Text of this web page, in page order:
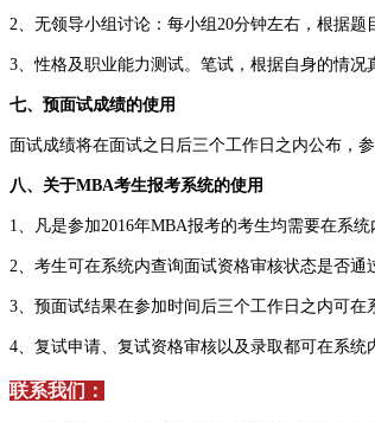
2、无领导小组讨论：每小组20分钟左右，根据
3、性格及职业能力测试。笔试，根据自身的情况
七、预面试成绩的使用
面试成绩将在面试之日后三个工作日之内公布，
八、关于MBA考生报考系统的使用
1、凡是参加2016年MBA报考的考生均需要在系统
2、考生可在系统内查询面试资格审核状态是否
3、预面试结果在参加时间后三个工作日之内可在
4、复试申请、复试资格审核以及录取都可在系统
联系我们：